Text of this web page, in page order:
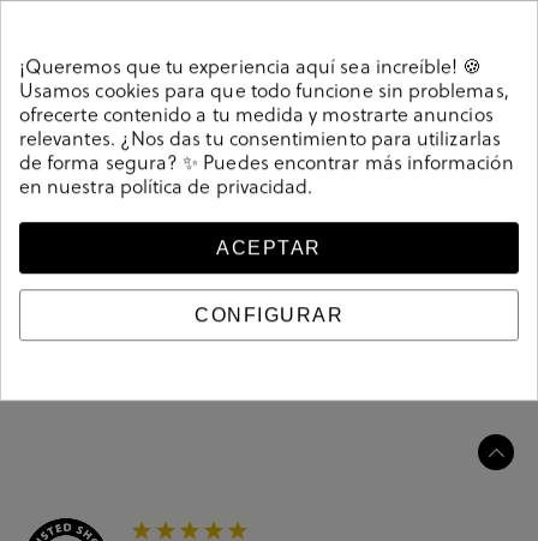
Deportivos Cetti C-1342 SRA en leopardo . Cierre con
cordones. La plantilla es extraible. Hecho en España.
Referencia213588
Guía de tallas
Ciudados y limpieza
¡Queremos que tu experiencia aquí sea increíble! 🍪
Usamos cookies para que todo funcione sin problemas,
ofrecerte contenido a tu medida y mostrarte anuncios
relevantes. ¿Nos das tu consentimiento para utilizarlas
de forma segura? ✨ Puedes encontrar más información
en nuestra política de privacidad.
ACEPTAR
CONFIGURAR